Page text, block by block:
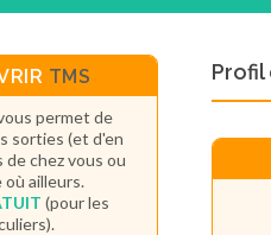
TMS
permet de
sorties (et d'en
de chez vous ou
ailleurs.
(pour les